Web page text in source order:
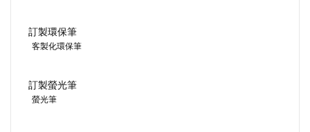
訂製環保筆
客製化環保筆
訂製螢光筆
螢光筆